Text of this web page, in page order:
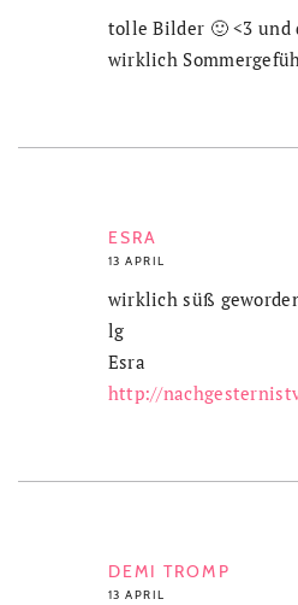
tolle Bilder 🙂 <3 und
wirklich
ESRA
13 APRIL
wirklich süß
lg
Esra
http://
DEMI TROMP
13 APRIL